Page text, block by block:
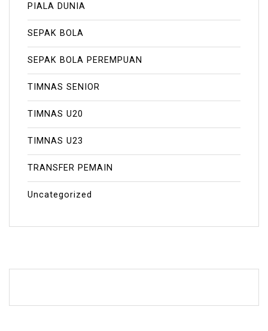
PIALA DUNIA
SEPAK BOLA
SEPAK BOLA PEREMPUAN
TIMNAS SENIOR
TIMNAS U20
TIMNAS U23
TRANSFER PEMAIN
Uncategorized